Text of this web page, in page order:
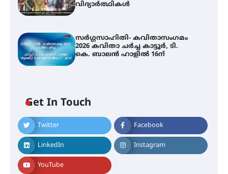
വിദ്യാർത്ഥികൾ
സർഗ്ഗസാഹിതി- കവിതാസംഗമം
2026 കവിതാ ചർച്ച കാട്ടൂർ, ടി.
കെ. ബാലൻ ഹാളിൽ 16ന്
Get In Touch
Twitter Facebook
LinkedIn Instagram
YouTube